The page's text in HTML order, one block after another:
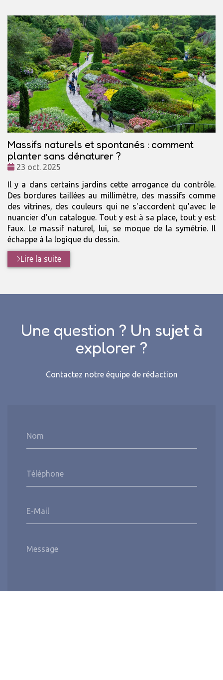
Massifs naturels et spontanés : comment
planter sans dénaturer ?
Date
23 oct. 2025
Il y a dans certains jardins cette arrogance du contrôle.
Des bordures taillées au millimètre, des massifs comme
des vitrines, des couleurs qui ne s'accordent qu'avec le
nuancier d'un catalogue. Tout y est à sa place, tout y est
faux. Le massif naturel, lui, se moque de la symétrie. Il
échappe à la logique du dessin.
Lire la suite
Une question ? Un sujet à
explorer ?
Contactez notre équipe de rédaction
Nom
Téléphone
E-Mail
Message